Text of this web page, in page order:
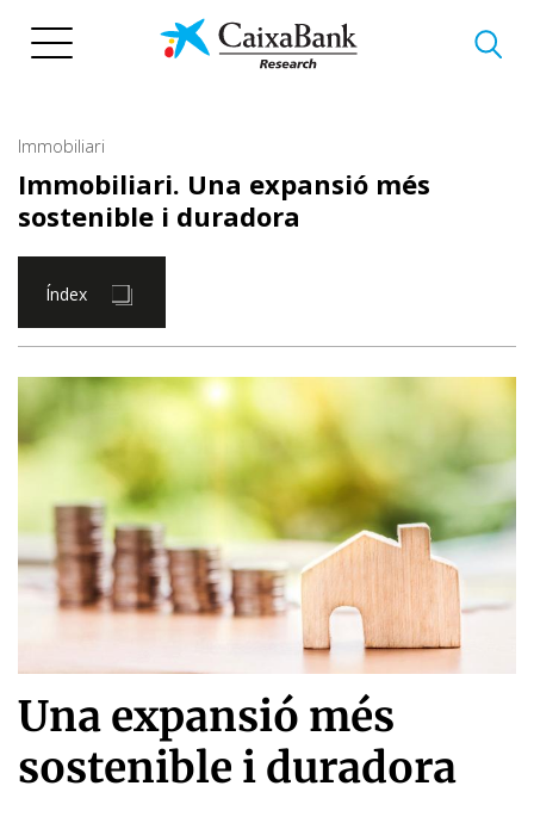
Immobiliari
Immobiliari. Una expansió més
sostenible i duradora
Índex
Una expansió més
sostenible i duradora